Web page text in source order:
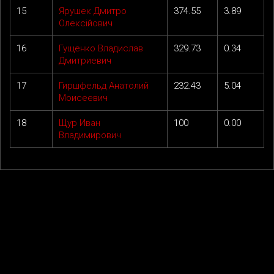
15
Ярушек Дмитро
Олексійович
374.55 3.89
16
Гущенко Владислав
Дмитриевич
329.73 0.34
17
Гиршфельд Анатолий
Моисеевич
232.43 5.04
18
Щур Иван
Владимирович
100 0.00